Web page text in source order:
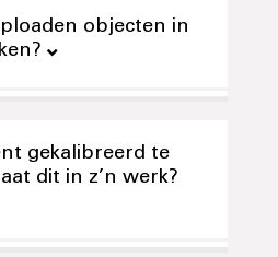
objecten in
gekalibreerd te
dit in z’n werk?